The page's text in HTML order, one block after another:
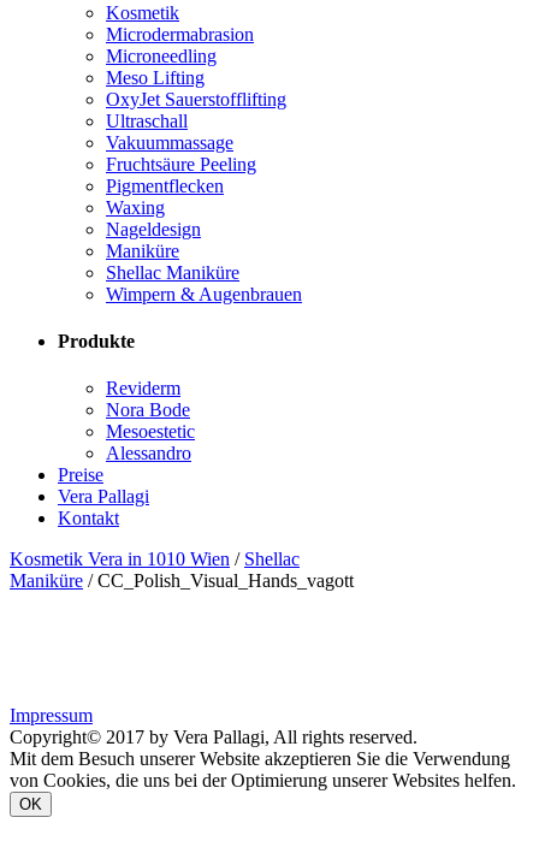
Kosmetik
Microdermabrasion
Microneedling
Meso Lifting
OxyJet Sauerstofflifting
Ultraschall
Vakuummassage
Fruchtsäure Peeling
Pigmentflecken
Waxing
Nageldesign
Maniküre
Shellac Maniküre
Wimpern & Augenbrauen
Produkte
Reviderm
Nora Bode
Mesoestetic
Alessandro
Preise
Vera Pallagi
Kontakt
Kosmetik Vera in 1010 Wien / Shellac
Maniküre /CC_Polish_Visual_Hands_vagott
Impressum
Copyright© 2017 by Vera Pallagi, All rights reserved.
Mit dem Besuch unserer Website akzeptieren Sie die Verwendung
von Cookies, die uns bei der Optimierung unserer Websites helfen.
OK